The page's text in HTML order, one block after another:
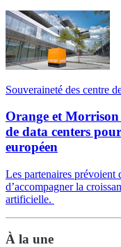
Souveraineté des centre
Orange et Morrison
de data centers
européen
Les partenaires prévoient
d’accompagner la
artificielle.
À la une